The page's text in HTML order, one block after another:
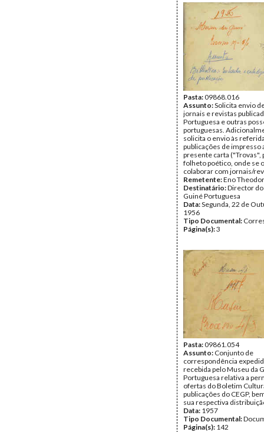
Pasta:09868.016
Assunto:Solicita envio
jornais e revistas
Portuguesa e outras
portuguesas.
solicita o envio às
publicações de impresso
presente carta ("Trovas",
folheto poético, onde se
colaborar com jornais/
Remetente:Eno
Destinatário:Director
Guiné Portuguesa
Data:Segunda, 22 de
1956
Tipo Documental:
Página(s):3
Pasta:09861.054
Assunto: Conjunto de
correspondência
recebida pelo Museu da
Portuguesa relativa a
ofertas do Boletim
publicações do CEGP,
sua respectiva
Data: 1957
Tipo Documental:
Página(s): 142